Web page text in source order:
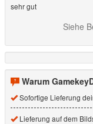
sehr gut
Siehe
Warum
Sofortige Lieferung
Lieferung auf dem